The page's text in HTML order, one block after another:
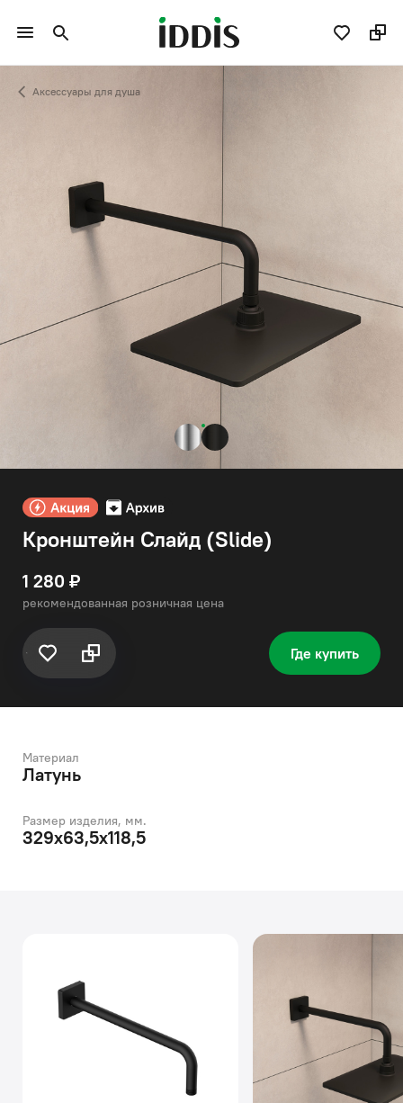
Аксессуары для душа
Кронштейн Слайд (Slide)
1 280 ₽
рекомендованная розничная цена
Где купить
Материал
Латунь
Размер изделия, мм.
329x63,5x118,5